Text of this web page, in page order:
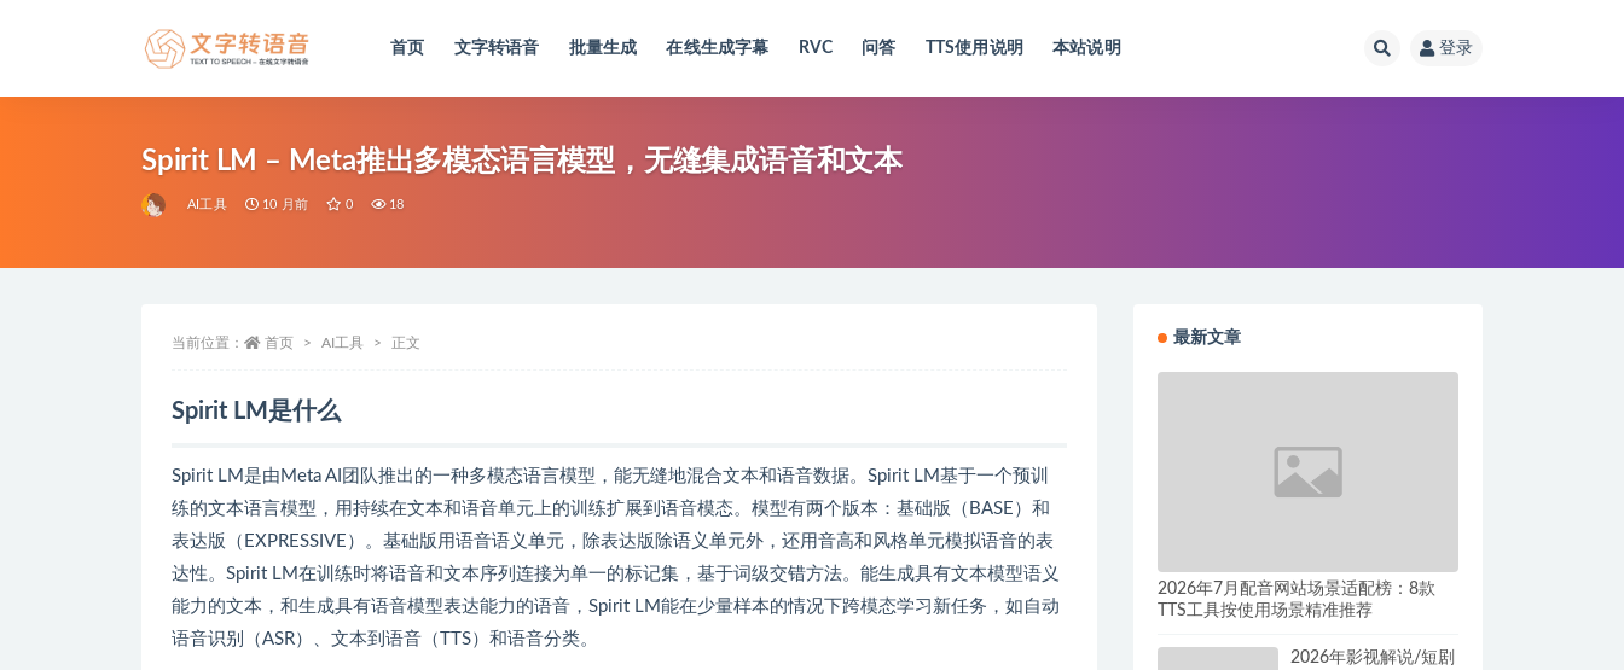
首页 文字转语音 批量生成 在线生成字幕 RVC 问答 TTS使用说明 本站说明 登录
Spirit LM – Meta推出多模态语言模型，无缝集成语音和文本
AI工具 10 月前 0 18
当前位置： 首页 AI工具 正文
Spirit LM是什么
Spirit LM是由Meta AI团队推出的一种多模态语言模型，能无缝地混合文本和语音数据。Spirit LM基于一个预训
练的文本语言模型，用持续在文本和语音单元上的训练扩展到语音模态。模型有两个版本：基础版（BASE）和
表达版（EXPRESSIVE）。基础版用语音语义单元，除表达版除语义单元外，还用音高和风格单元模拟语音的表
达性。Spirit LM在训练时将语音和文本序列连接为单一的标记集，基于词级交错方法。能生成具有文本模型语义
能力的文本，和生成具有语音模型表达能力的语音，Spirit LM能在少量样本的情况下跨模态学习新任务，如自动
语音识别（ASR）、文本到语音（TTS）和语音分类。
最新文章
2026年7月配音网站场景适配榜：8款
TTS工具按使用场景精准推荐
2026年影视解说/短剧